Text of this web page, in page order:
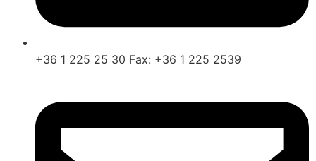
+36 1 225 25 30 Fax: +36 1 225 2539